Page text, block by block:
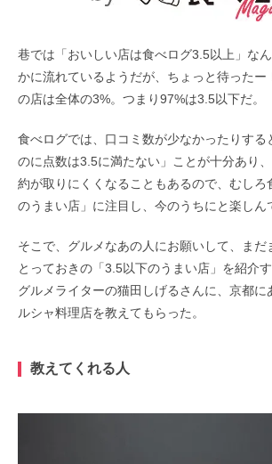
巷では「おいしい店は食べログ3.5以上」な
かに流れているようだが、ちょっと待ったー
の店は全体の3%。つまり97%は3.5以下だ。
食べログでは、口コミ数が少なかったりする
のに点数は3.5に満たない」ことが十分あり
約が取りにくくなることもあるので、むしろ
のうまい店」に注目し、今のうちにと楽しん
そこで、グルメなあの人にお願いして、まだ
とっておきの「3.5以下のうまい店」を紹介
グルメライターの猫田しげるさんに、京都に
ルシャ料理店を教えてもらった。
教えてくれる人